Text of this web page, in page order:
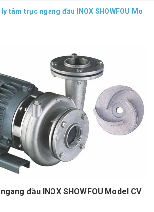
ly tâm trục ngang đầu INOX SHOWFOU Mo
đầu INOX SHOWFOU Model CV